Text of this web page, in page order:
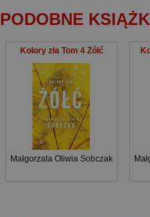
PODOBNE
Kolory zła Tom 4 Żółć
Małgorzata Oliwia Sobczak